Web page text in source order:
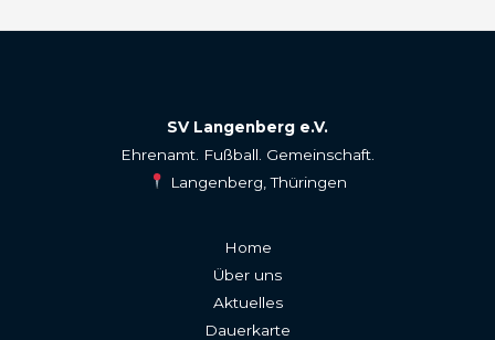
SV Langenberg e.V.
Ehrenamt. Fußball. Gemeinschaft.
Langenberg, Thüringen
Home
Über uns
Aktuelles
Dauerkarte